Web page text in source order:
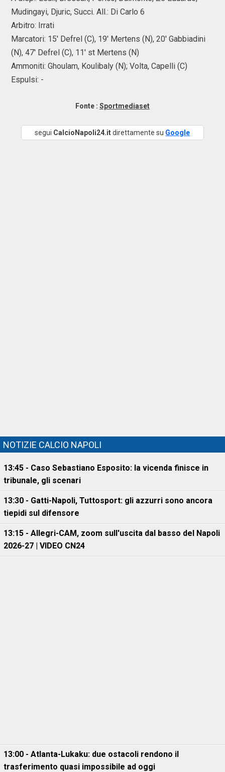
Mudingayi, Djuric, Succi. All.: Di Carlo 6
Arbitro: Irrati
Marcatori: 15' Defrel (C), 19' Mertens (N), 20' Gabbiadini
(N), 47' Defrel (C), 11' st Mertens (N)
Ammoniti: Ghoulam, Koulibaly (N); Volta, Capelli (C)
Espulsi: -
Fonte : Sportmediaset
segui CalcioNapoli24.itdirettamente su Google
NOTIZIE CALCIO NAPOLI
13:45 - Caso Sebastiano Esposito: la vicenda finisce in
tribunale, gli scenari
13:30 - Gatti-Napoli, Tuttosport: gli azzurri sono ancora
tiepidi sul difensore
13:15 - Allegri-CAM, zoom sull'uscita dal basso del Napoli
2026-27 | VIDEO CN24
13:00 - Atlanta-Lukaku: due ostacoli rendono il
trasferimento quasi impossibile ad oggi